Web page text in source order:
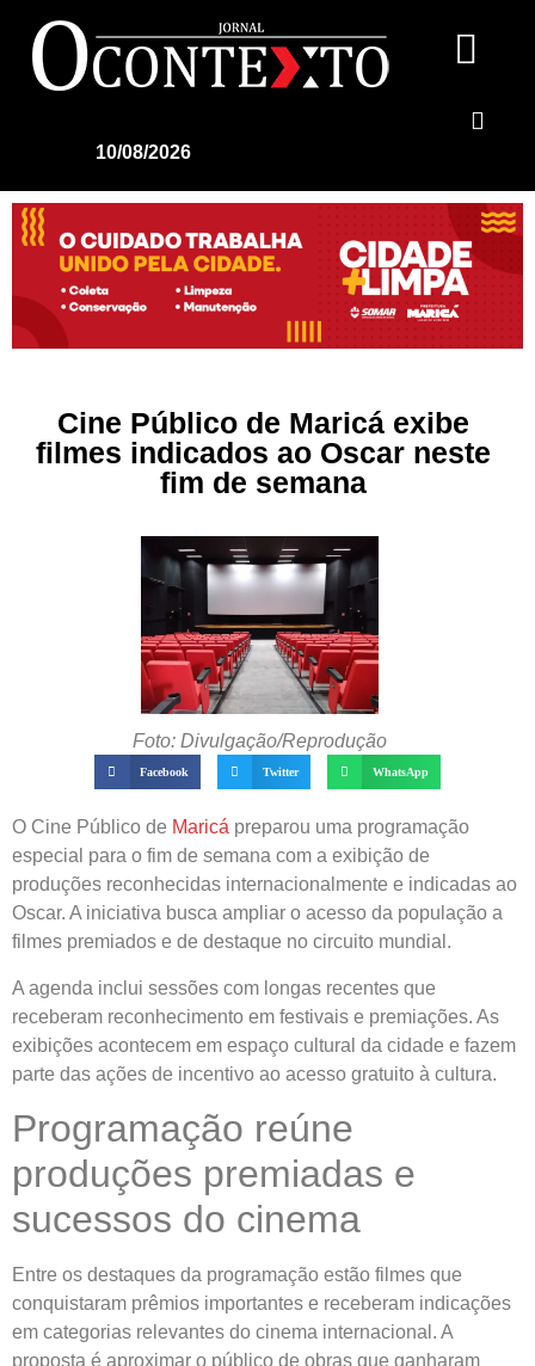
10/08/2026
Cine Público de Maricá exibe
filmes indicados ao Oscar neste
fim de semana
Foto: Divulgação/Reprodução
Facebook Twitter WhatsApp
O Cine Público de Maricá preparou uma programação
especial para o fim de semana com a exibição de
produções reconhecidas internacionalmente e indicadas ao
Oscar. A iniciativa busca ampliar o acesso da população a
filmes premiados e de destaque no circuito mundial.
A agenda inclui sessões com longas recentes que
receberam reconhecimento em festivais e premiações. As
exibições acontecem em espaço cultural da cidade e fazem
parte das ações de incentivo ao acesso gratuito à cultura.
Programação reúne
produções premiadas e
sucessos do cinema
Entre os destaques da programação estão filmes que
conquistaram prêmios importantes e receberam indicações
em categorias relevantes do cinema internacional. A
proposta é aproximar o público de obras que ganharam